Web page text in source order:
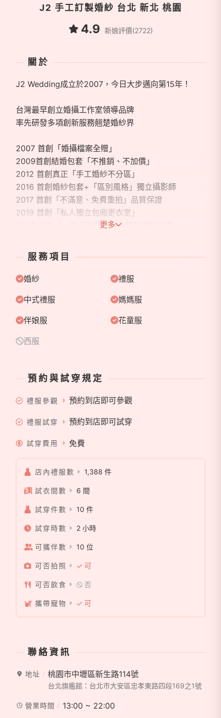
J2 手工訂製婚紗 台北 新北 桃園
4.9 新娘評價(2722)
關於
J2 Wedding成立於2007，今日大步邁向第15年！
台灣最早創立婚攝工作室領導品牌
率先研發多項創新服務翹楚婚紗界
2007 首創「婚攝檔案全贈」
2009首創結婚包套「不推銷、不加價」
2012 首創真正「手工婚紗不分區」
2016 首創婚紗包套+「區別風格」獨立攝影師
2017 首創「不滿意、免費重拍」品質保證
2019 首創「私人獨立包廂更衣室」
2020 首創「一間店消費服務多間店禮服任選」
J2 Plus 台北旗艦館
擁有「 專屬知名手工禮服設計師團隊」，從手工製
製作⋯⋯Only for you, only one手工婚紗！
❤️J2 Wedding 美式輕婚紗 中壢旗艦館 250坪
❤️HM 精品手工婚紗 中壢館
❤️Smile Wedding 微笑婚紗 板橋館
❤️SOHO韓式自拍 板橋館 信義館
❤️A+禮服設計有限公司
我們除了為您獨創「 私人量身訂製精品手工婚紗」包
套，並擁有超過1314套精品手工婚紗，無論拍照或宴
挑選！
～5分鐘即達，附近亦有收費停車場、方便停車！
J2 Wedding、J2 Plus、微笑婚紗、HM禮服 ，給風格
(忠孝敦化捷運1號出口1分鐘)
板橋館：新北市板橋區雙十路三段20號2樓
更多
服務項目
婚紗 禮服
中式禮服 媽媽服
伴娘服 花童服
西服
預約與試穿規定
禮服參觀 預約到店即可參觀
禮服試穿 預約到店即可試穿
試穿費用 免費
店內禮服數 1,388 件
試衣間數 6 間
試穿件數 10 件
試穿時數 2 小時
可攜伴數 10 位
可否拍照 可
可否飲食 否
攜帶寵物 可
聯絡資訊
地址 桃園市中壢區新生路114號
台北旗艦館：台北市大安區忠孝東路四段169之1號
營業時間 13:00 ~ 22:00